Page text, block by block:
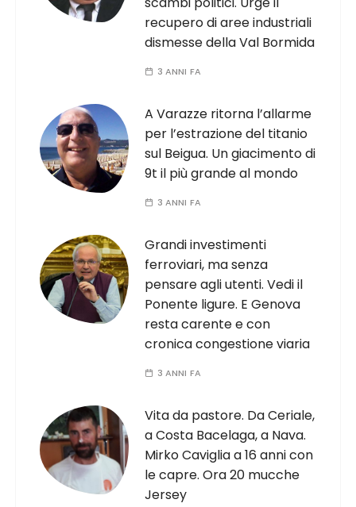
recupero di aree industriali
dismesse della Val Bormida
3 ANNI FA
A Varazze ritorna l’allarme
per l’estrazione del titanio
sul Beigua. Un giacimento di
9t il più grande al mondo
3 ANNI FA
Grandi investimenti
ferroviari, ma senza
pensare agli utenti. Vedi il
Ponente ligure. E Genova
resta carente e con
cronica congestione viaria
3 ANNI FA
Vita da pastore. Da Ceriale,
a Costa Bacelaga, a Nava.
Mirko Caviglia a 16 anni con
le capre. Ora 20 mucche
Jersey